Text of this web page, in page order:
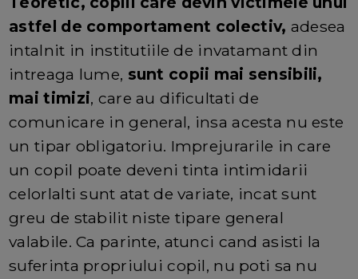
astfel de comportament colectiv, adesea
intalnit in institutiile de invatamant din
intreaga lume, sunt copii mai sensibili,
mai timizi, care au dificultati de
comunicare in general, insa acesta nu este
un tipar obligatoriu. Imprejurarile in care
un copil poate deveni tinta intimidarii
celorlalti sunt atat de variate, incat sunt
greu de stabilit niste tipare general
valabile. Ca parinte, atunci cand asisti la
suferinta propriului copil, nu poti sa nu